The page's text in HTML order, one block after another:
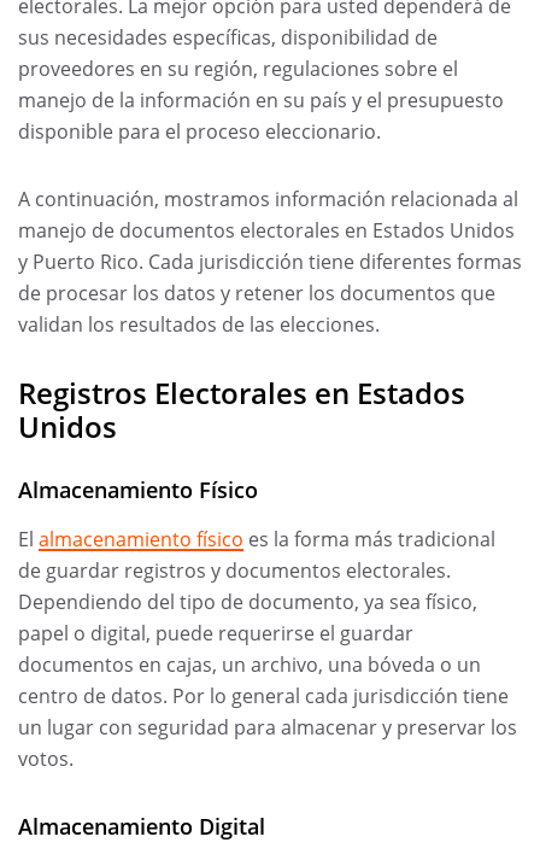
sus necesidades específicas, disponibilidad de
proveedores en su región, regulaciones sobre el
manejo de la información en su país y el presupuesto
disponible para el proceso eleccionario.
A continuación, mostramos información relacionada al
manejo de documentos electorales en Estados Unidos
y Puerto Rico. Cada jurisdicción tiene diferentes formas
de procesar los datos y retener los documentos que
validan los resultados de las elecciones.
Registros Electorales en Estados
Unidos
Almacenamiento Físico
El almacenamiento físico es la forma más tradicional
de guardar registros y documentos electorales.
Dependiendo del tipo de documento, ya sea físico,
papel o digital, puede requerirse el guardar
documentos en cajas, un archivo, una bóveda o un
centro de datos. Por lo general cada jurisdicción tiene
un lugar con seguridad para almacenar y preservar los
votos.
Almacenamiento Digital